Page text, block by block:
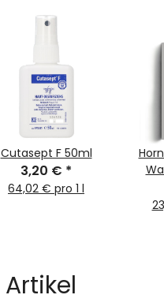
Cutasept F 50ml
3,20 € *
64,02 € pro 1 l